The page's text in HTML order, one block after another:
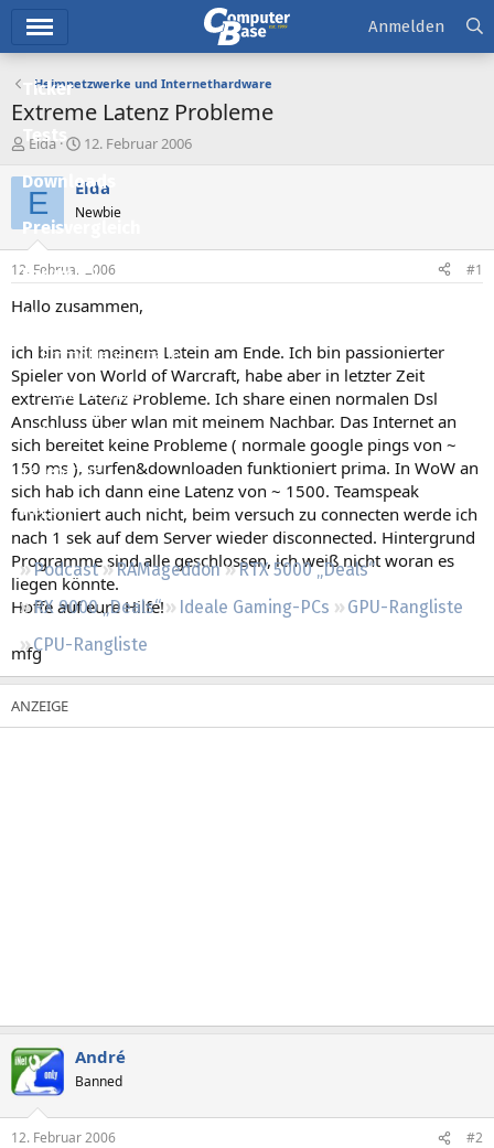
Ticker
Tests
Downloads
Preisvergleich
Forum
Aktuelles
Empfohlene Inhalte
Neue Beiträge
Neueste Aktivitäten
Leserartikel
Regeln
Podcast RAMageddon
RTX 5000 „Deals“
RX 9000 „Deals“
Ideale Gaming-PCs
GPU-Rangliste
CPU-Rangliste
Anmelden
Heimnetzwerke und Internethardware
Extreme Latenz Probleme
E
s
e
e
r
Elda
E
s
e
t
a
12. Februar 2006
E Elda
Newbie
12. Februar 2006 #1
Hallo zusammen,
ich bin mit meinem Latein am Ende. Ich bin passionierter
Spieler von World of Warcraft, habe aber in letzter Zeit
extreme Latenz Probleme. Ich share einen normalen Dsl
Anschluss über wlan mit meinem Nachbar. Das Internet an
sich bereitet keine Probleme ( normale google pings von ~
150 ms ), surfen&downloaden funktioniert prima. In WoW an
sich hab ich dann eine Latenz von ~ 1500. Teamspeak
funktioniert auch nicht, beim versuch zu connecten werde ich
nach 1 sek auf dem Server wieder disconnected. Hintergrund
Programme sind alle geschlossen, ich weiß nicht woran es
liegen könnte.
Hoffe auf eure Hilfe!
mfg
André
Banned
12. Februar 2006 #2